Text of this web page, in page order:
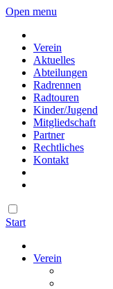
Open menu
Verein
Aktuelles
Abteilungen
Radrennen
Radtouren
Kinder/Jugend
Mitgliedschaft
Partner
Rechtliches
Kontakt
Start
Verein